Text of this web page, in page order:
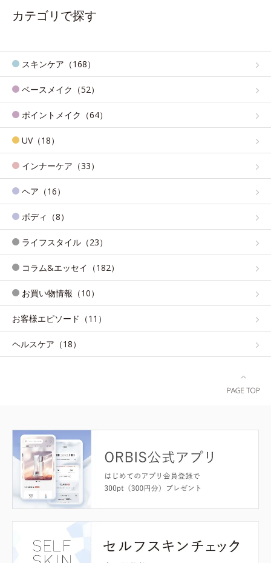
カテゴリで探す
スキンケア（168）
ベースメイク（52）
ポイントメイク（64）
UV（18）
インナーケア（33）
ヘア（16）
ボディ（8）
ライフスタイル（23）
コラム&エッセイ（182）
お買い物情報（10）
お客様エピソード（11）
ヘルスケア（18）